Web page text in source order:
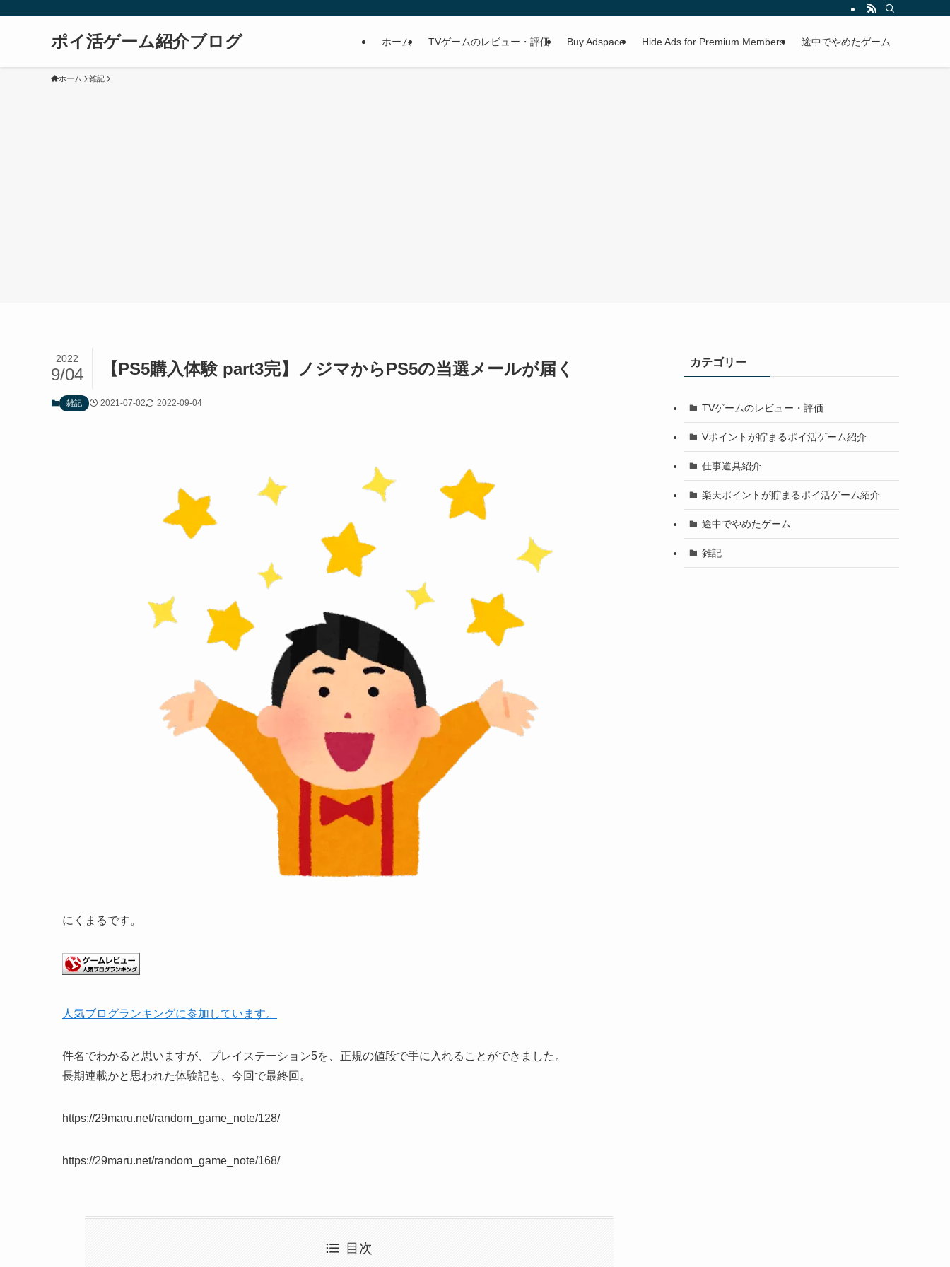
ポイ活ゲーム紹介ブログ ホーム TVゲームのレビュー・評価 Buy Adspace Hide Ads for Premium Members 途中でやめたゲーム
ホーム 雑記
【PS5購入体験 part3完】ノジマからPS5の当選メールが届く
2022
9/04
雑記 2021-07-02 2022-09-04
にくまるです。
人気ブログランキングに参加しています。
件名でわかると思いますが、プレイステーション5を、正規の値段で手に入れることができました。
長期連載かと思われた体験記も、今回で最終回。
https://29maru.net/random_game_note/128/
https://29maru.net/random_game_note/168/
目次
カテゴリー
TVゲームのレビュー・評価
Vポイントが貯まるポイ活ゲーム紹介
仕事道具紹介
楽天ポイントが貯まるポイ活ゲーム紹介
途中でやめたゲーム
雑記